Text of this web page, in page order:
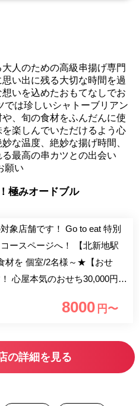
人のための高級串揚げ専門
い出に残る大切な時間を過
いを込めたおもてなしでお
では珍しいシャトーブリアン
、旬の食材をふんだんに使
楽しんでいただけるよう心
な温度、絶妙な揚げ時間、
最高の串カツとの出会い
願い
極みオードブル
象店舗です！ Go to eat 特別
ースページへ！ 【北新地駅
材を 個室/2名様～★【おせ
心屋本気のおせち30,000円
魚や淡路牛など、 多彩なメ
意しております。 ■大切な方
木のぬくもりが感じられる落
8000 円〜
の詳細を見る